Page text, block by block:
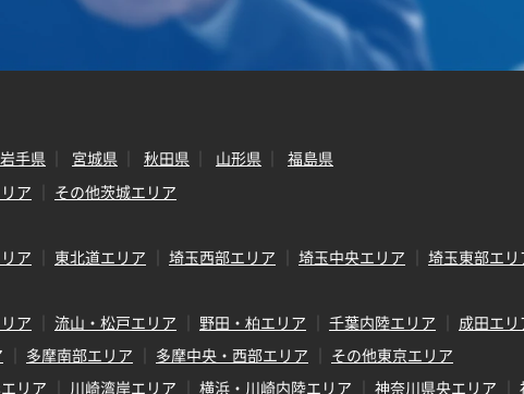
岩手県 宮城県 秋田県 山形県
福島県
ア
その他茨城エリア
ア 東北道エリア 埼玉西部エリア 埼玉中央エリア 埼玉東部エリ
ア 流山・松戸エリア 野田・柏エリア 千葉内陸エリア 成田エリ
多摩南部エリア 多摩中央・西部エリア
その他東京エリア
リア
川崎湾岸エリア 横浜・川崎内陸エリア 神奈川県央エリア